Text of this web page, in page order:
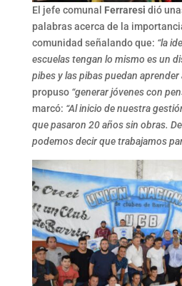
El jefe comunal Ferraresi dió
palabras acerca de la
comunidad señalando que: “la
escuelas tengan lo mismo es un
pibes y las pibas puedan aprender
propuso “generar jóvenes con
marcó: “Al inicio de nuestra
que pasaron 20 años sin obras.
podemos decir que trabajamos